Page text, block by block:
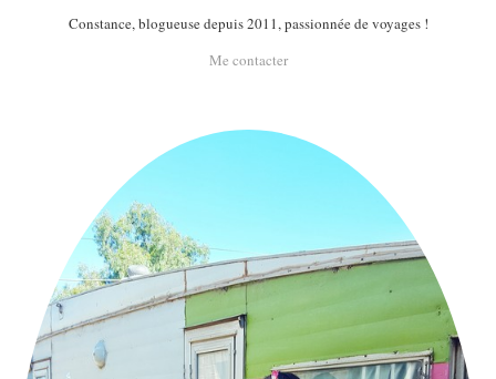
Constance, blogueuse depuis 2011, passionnée de voyages !
Me contacter